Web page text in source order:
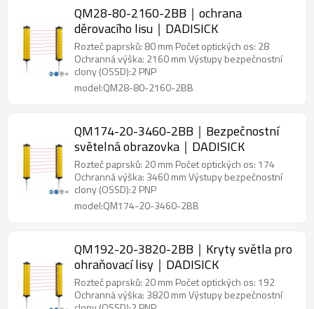
QM28-80-2160-2BB｜ochrana
děrovacího lisu｜DADISICK
Rozteč paprsků: 80 mm Počet optických os: 28
Ochranná výška: 2160 mm Výstupy bezpečnostní
clony (OSSD):2 PNP
model:QM28-80-2160-2BB
QM174-20-3460-2BB｜Bezpečnostní
světelná obrazovka｜DADISICK
Rozteč paprsků: 20 mm Počet optických os: 174
Ochranná výška: 3460 mm Výstupy bezpečnostní
clony (OSSD):2 PNP
model:QM174-20-3460-2BB
QM192-20-3820-2BB｜Kryty světla pro
ohraňovací lisy｜DADISICK
Rozteč paprsků: 20 mm Počet optických os: 192
Ochranná výška: 3820 mm Výstupy bezpečnostní